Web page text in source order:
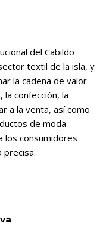
del Cabildo
textil de la isla, y
la cadena de valor
la confección, la
a la venta, así como
de moda
los consumidores